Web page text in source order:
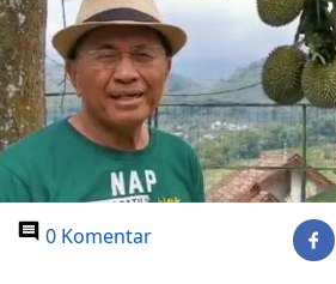
0 Komentar